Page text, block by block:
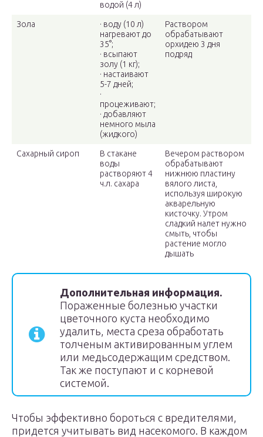
водой (4 л)
Зола
· воду (10 л)
нагревают до
35°;
· всыпают
золу (1 кг);
· настаивают
5-7 дней;
·
процеживают;
· добавляют
немного мыла
(жидкого)
Раствором
обрабатывают
орхидею 3 дня
подряд
Сахарный сироп
В стакане
воды
растворяют 4
ч.л. сахара
Вечером раствором
обрабатывают
нижнюю пластину
вялого листа,
используя широкую
акварельную
кисточку. Утром
сладкий налет нужно
смыть, чтобы
растение могло
дышать
Дополнительная информация.
Пораженные болезнью участки
цветочного куста необходимо
удалить, места среза обработать
толченым активированным углем
или медьсодержащим средством.
Так же поступают и с корневой
системой.
Чтобы эффективно бороться с вредителями,
придется учитывать вид насекомого. В каждом